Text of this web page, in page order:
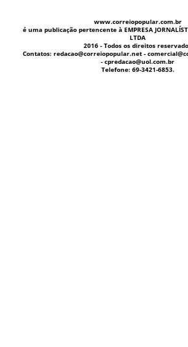
www.correiopopular.com.br
é uma publicação pertencente à EMPRESA
LTDA
2016 - Todos os direitos
Contatos: redacao@correiopopular.net -
- cpredacao@uol.com.br
Telefone: 69-3421-6853.